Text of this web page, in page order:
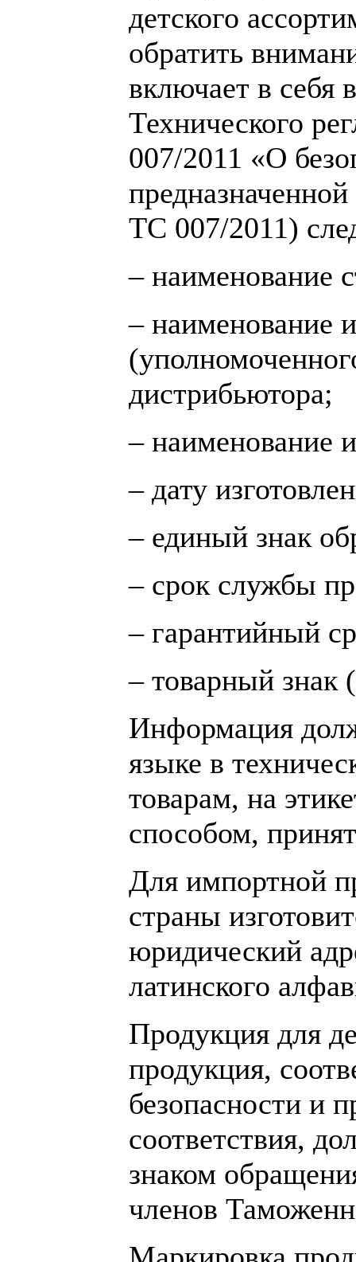
детского
обратить
включает в себя
Технического
007/2011 «О
ТС 007/2011)
– наименование
– наименование
дистрибьютора;
– наименование
– дату
– единый знак
– срок службы
– гарантийный
– товарный знак
Информация
языке в
товарам, на
способом,
Для импортной
страны
юридический
латинского
Продукция для
продукция,
безопасности и
соответствия,
знаком
членов